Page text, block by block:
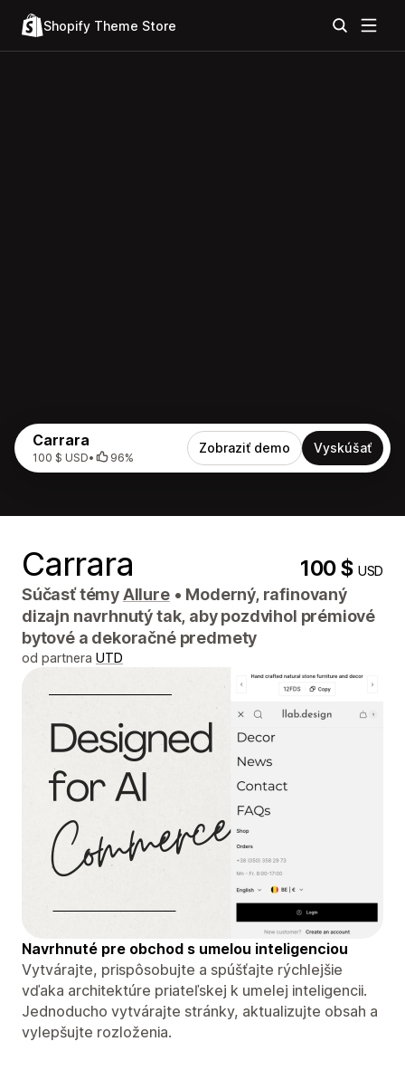
Shopify Theme Store
Carrara
100 $ USD• 96%
Zobraziť demo Vyskúšať
Carrara 100 $USD
Súčasť témyAllure • Moderný, rafinovaný
dizajn navrhnutý tak, aby pozdvihol prémiové
bytové a dekoračné predmety
od partnera UTD
Navrhnuté pre obchod s umelou inteligenciou
Vytvárajte, prispôsobujte a spúšťajte rýchlejšie
vďaka architektúre priateľskej k umelej inteligencii.
Jednoducho vytvárajte stránky, aktualizujte obsah a
vylepšujte rozloženia.